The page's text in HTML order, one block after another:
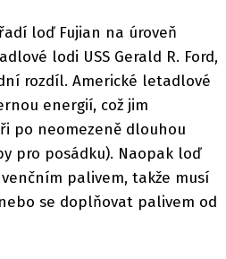
loď Fujian na úroveň
lodi USS Gerald R. Ford,
rozdíl. Americké letadlové
energií, což jim
po neomezeně dlouhou
pro posádku). Naopak loď
palivem, takže musí
se doplňovat palivem od